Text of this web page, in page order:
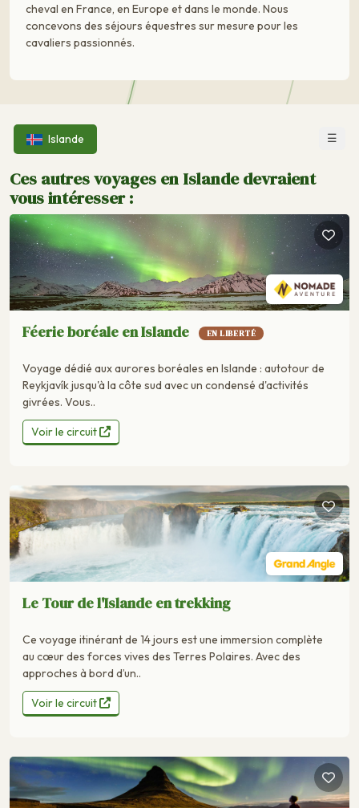
cheval en France, en Europe et dans le monde. Nous
concevons des séjours équestres sur mesure pour les
cavaliers passionnés.
Islande ☰
Ces autres voyages en Islande devraient
vous intéresser :
Féerie boréale en Islande EN LIBERTÉ
Voyage dédié aux aurores boréales en Islande : autotour de
Reykjavík jusqu'à la côte sud avec un condensé d'activités
givrées. Vous..
Voir le circuit
Le Tour de l'Islande en trekking
Ce voyage itinérant de 14 jours est une immersion complète
au cœur des forces vives des Terres Polaires. Avec des
approches à bord d’un..
Voir le circuit